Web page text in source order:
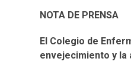
NOTA DE PRENSA
El Colegio de
envejecimiento y la